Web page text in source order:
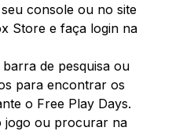
console ou no site
Store e faça login na
barra de pesquisa ou
para encontrar os
o Free Play Days.
jogo ou procurar na